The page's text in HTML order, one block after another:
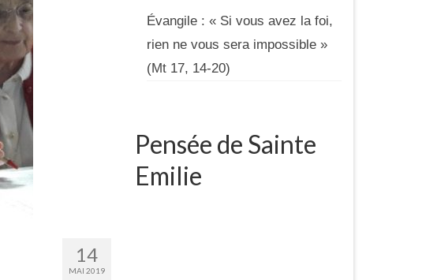
14
MAI 2019
Évangile : « Si vous avez la foi,
rien ne vous sera impossible »
(Mt 17, 14-20)
Pensée de Sainte
Emilie